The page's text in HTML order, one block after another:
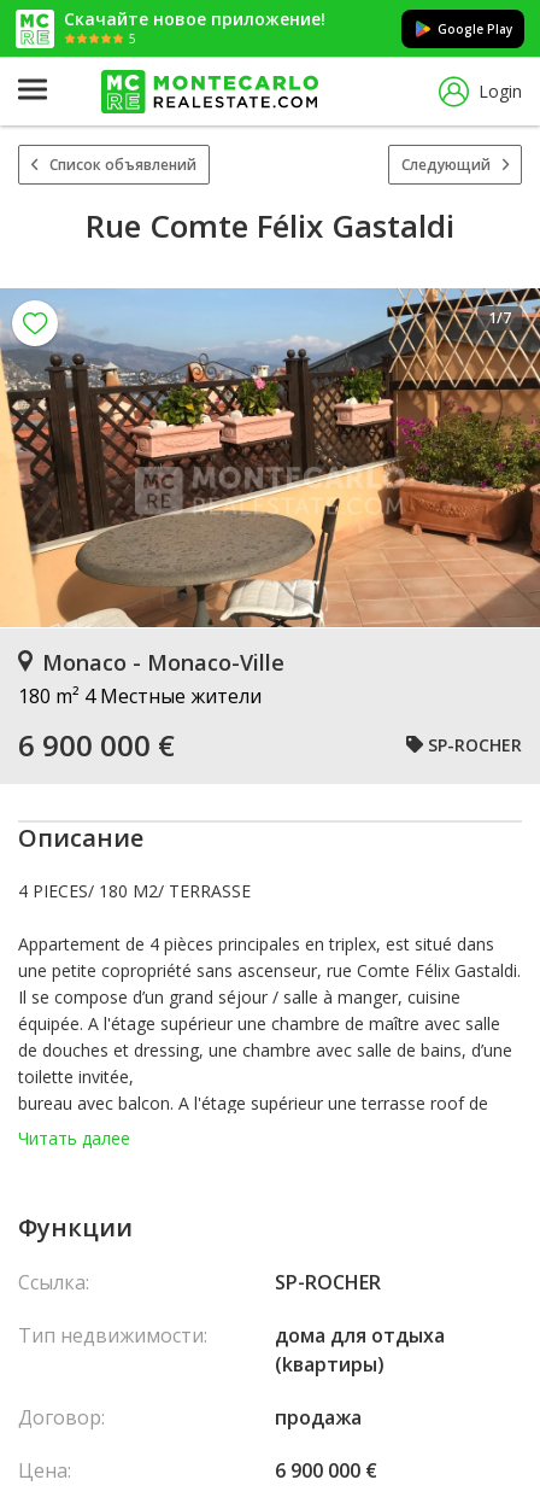
Скачайте новое приложение!
5
Google Play
Login
Список объявлений Следующий
Rue Comte Félix Gastaldi
1/7
Monaco - Monaco-Ville
180 m² 4 Местные жители
6 900 000 € SP-ROCHER
Описание
4 PIECES/ 180 M2/ TERRASSE
Appartement de 4 pièces principales en triplex, est situé dans
une petite copropriété sans ascenseur, rue Comte Félix Gastaldi.
Il se compose d’un grand séjour / salle à manger, cuisine
équipée. A l'étage supérieur une chambre de maître avec salle
de douches et dressing, une chambre avec salle de bains, d’une
toilette invitée,
bureau avec balcon. A l'étage supérieur une terrasse roof de
15m².
Читать далее
Функции
Ссылка:
SP-ROCHER
Тип недвижимости:
домa для отдыха
(kвартиры)
Договор:
продажа
Цена:
6 900 000 €